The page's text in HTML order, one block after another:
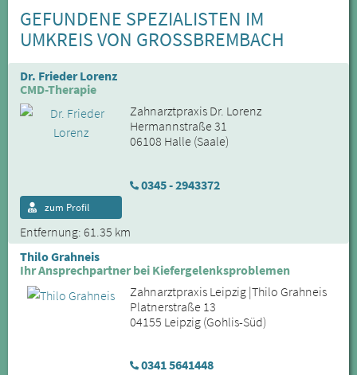
GEFUNDENE SPEZIALISTEN IM
UMKREIS VON GROSSBREMBACH
Dr. Frieder Lorenz
CMD-Therapie
Zahnarztpraxis Dr. Lorenz
Hermannstraße 31
06108 Halle (Saale)
0345 - 2943372
Entfernung: 61.35 km
zum Profil
Thilo Grahneis
Ihr Ansprechpartner bei Kiefergelenksproblemen
Zahnarztpraxis Leipzig |Thilo Grahneis
Platnerstraße 13
04155 Leipzig (Gohlis-Süd)
0341 5641448